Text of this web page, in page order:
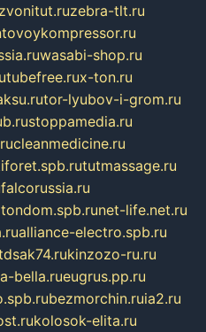
zvonitut.ruzebra-tlt.ru
wasabi-shop.ru
x-ton.ru
tor-lyubov-i-grom.ru
stoppamedia.ru
cleanmedicine.ru
tutmassage.ru
falcorussia.ru
net-life.net.ru
alliance-electro.spb.ru
kinzozo-ru.ru
bella.rueugrus.pp.ru
bezmorchin.ruia2.ru
kolosok-elita.ru